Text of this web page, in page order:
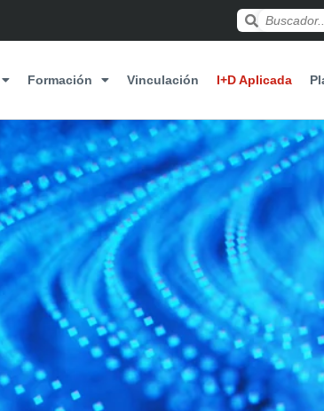
Formación Vinculación I+D Aplicada